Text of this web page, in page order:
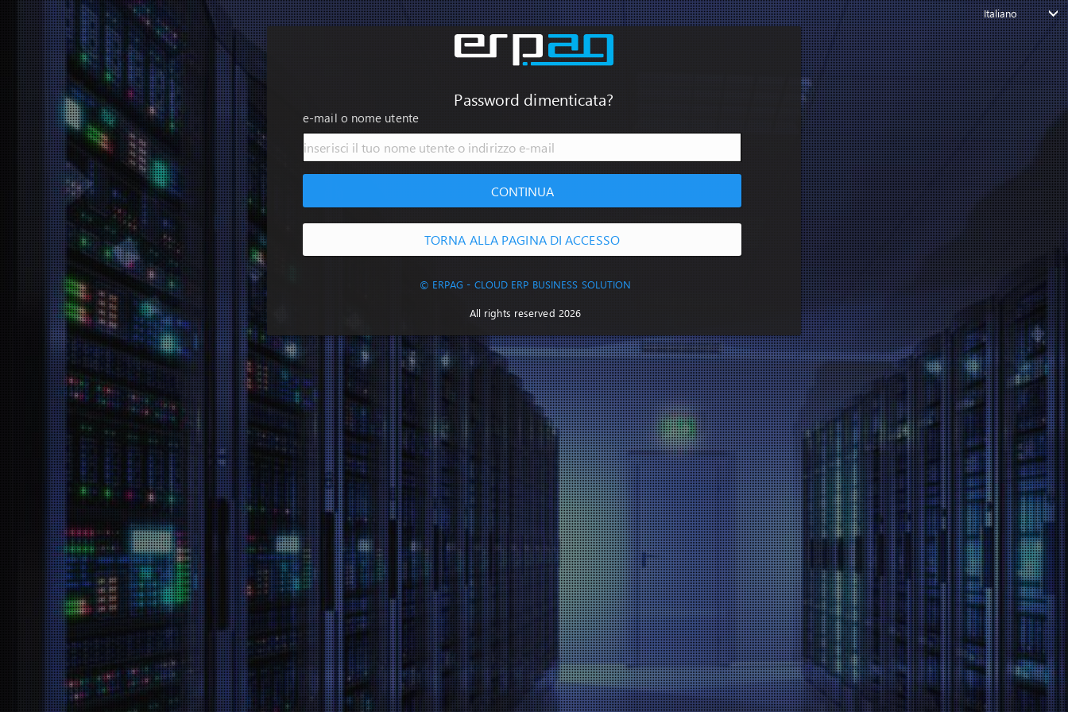
Italiano
Password dimenticata?
e-mail o nome utente
CONTINUA
TORNA ALLA PAGINA DI ACCESSO
© ERPAG - CLOUD ERP BUSINESS SOLUTION
All rights reserved 2026